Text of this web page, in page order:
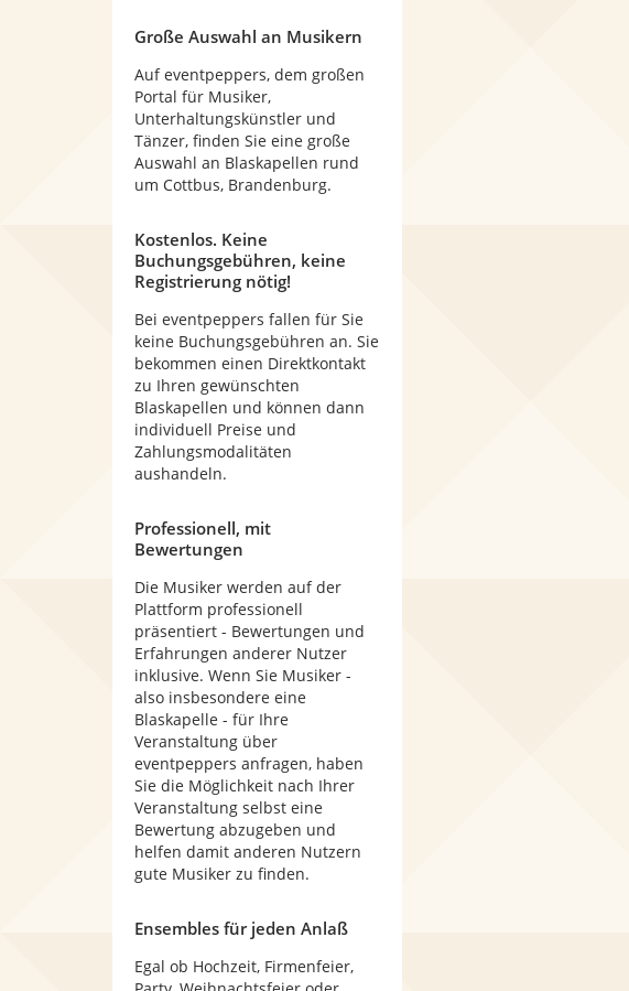
Große Auswahl an Musikern
Auf eventpeppers, dem großen
Portal für Musiker,
Unterhaltungskünstler und
Tänzer, finden Sie eine große
Auswahl an Blaskapellen rund
um Cottbus, Brandenburg.
Kostenlos. Keine
Buchungsgebühren, keine
Registrierung nötig!
Bei eventpeppers fallen für Sie
keine Buchungsgebühren an. Sie
bekommen einen Direktkontakt
zu Ihren gewünschten
Blaskapellen und können dann
individuell Preise und
Zahlungsmodalitäten
aushandeln.
Professionell, mit
Bewertungen
Die Musiker werden auf der
Plattform professionell
präsentiert - Bewertungen und
Erfahrungen anderer Nutzer
inklusive. Wenn Sie Musiker -
also insbesondere eine
Blaskapelle - für Ihre
Veranstaltung über
eventpeppers anfragen, haben
Sie die Möglichkeit nach Ihrer
Veranstaltung selbst eine
Bewertung abzugeben und
helfen damit anderen Nutzern
gute Musiker zu finden.
Ensembles für jeden Anlaß
Egal ob Hochzeit, Firmenfeier,